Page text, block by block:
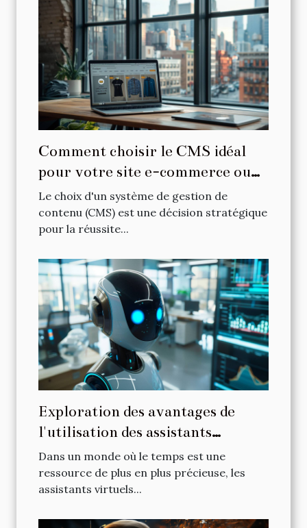
Comment choisir le CMS idéal
pour votre site e-commerce ou
vitrine
Le choix d'un système de gestion de
contenu (CMS) est une décision stratégique
pour la réussite...
Exploration des avantages de
l'utilisation des assistants
virtuels intelligents
Dans un monde où le temps est une
ressource de plus en plus précieuse, les
assistants virtuels...